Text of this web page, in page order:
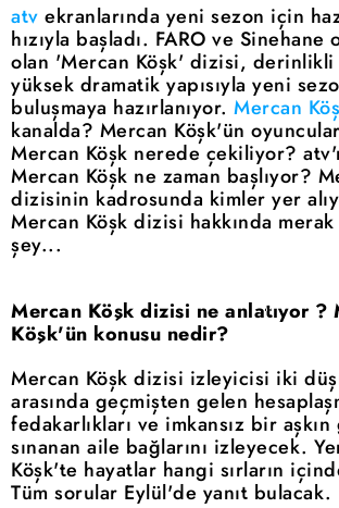
atv ekranlarında yeni sezon için
hızıyla başladı. FARO ve Sinehane
olan 'Mercan Köşk' dizisi,
yüksek dramatik yapısıyla yeni
buluşmaya hazırlanıyor. Mercan
kanalda? Mercan Köşk'ün
Mercan Köşk nerede çekiliyor?
Mercan Köşk ne zaman başlıyor?
dizisinin kadrosunda kimler yer
Mercan Köşk dizisi hakkında
şey...
Mercan Köşk dizisi ne anlatıyor ?
Köşk'ün konusu nedir?
Mercan Köşk dizisi izleyicisi iki
arasında geçmişten gelen
fedakarlıkları ve imkansız bir
sınanan aile bağlarını izleyecek.
Köşk'te hayatlar hangi sırların
Tüm sorular Eylül'de yanıt bulacak.